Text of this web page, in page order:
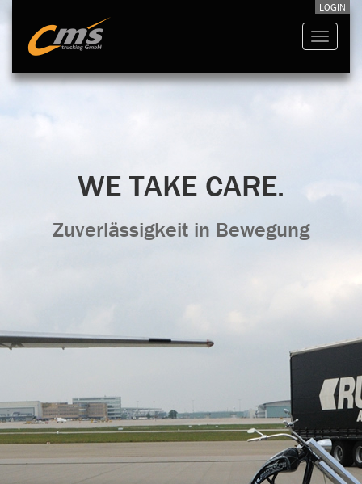
Toggle
LOGIN
WE TAKE CARE.
Zuverlässigkeit in Bewegung